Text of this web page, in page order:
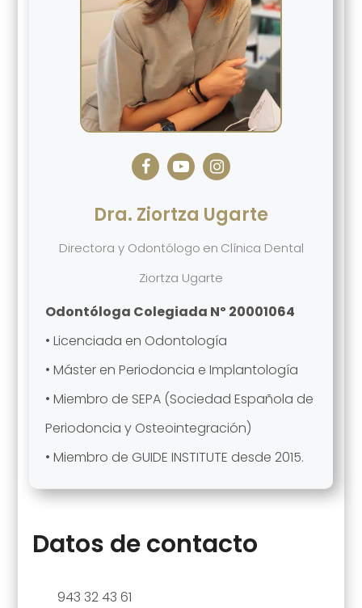
Dra. Ziortza Ugarte
Directora y Odontólogo en Clínica Dental
Ziortza Ugarte
Odontóloga Colegiada Nº 20001064
• Licenciada en Odontología
• Máster en Periodoncia e Implantología
• Miembro de SEPA (Sociedad Española de
Periodoncia y Osteointegración)
• Miembro de GUIDE INSTITUTE desde 2015.
Datos de contacto
943 32 43 61